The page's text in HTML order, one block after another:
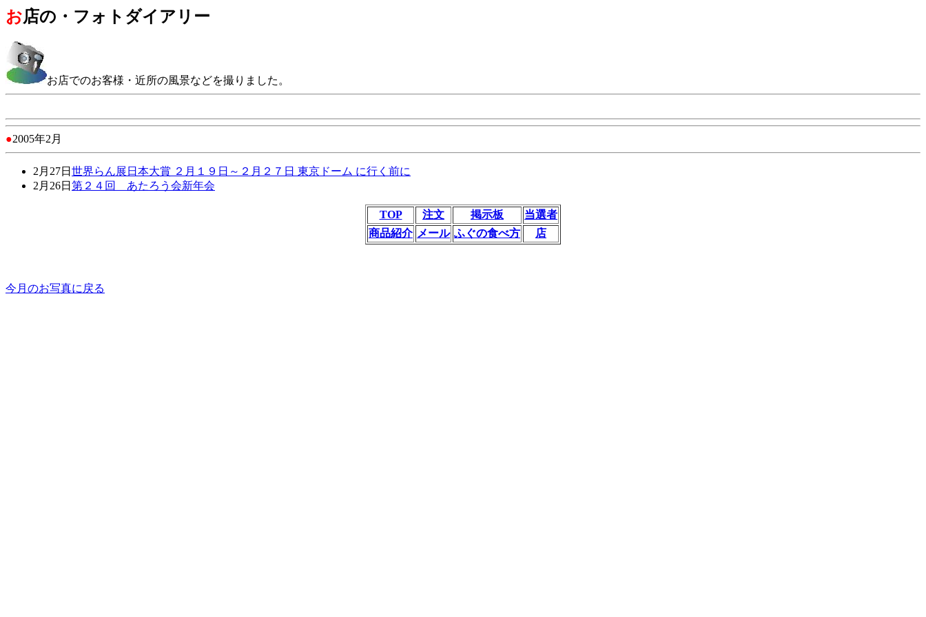
お店の・フォトダイアリー
お店でのお客様・近所の風景などを撮りました。
●2005年2月
2月27日 世界らん展日本大賞 ２月１９日～２月２７日 東京ドーム に行く前に
2月26日 第２４回 あたろう会新年会
TOP 注文 掲示板
当選者
商品紹介 メール ふぐの食べ方 店
今月のお写真に戻る